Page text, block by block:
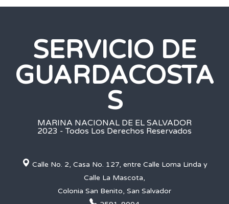
SERVICIO DE
GUARDACOSTA
S
MARINA NACIONAL DE EL SALVADOR
2023 - Todos Los Derechos Reservados
Calle No. 2, Casa No. 127, entre Calle Loma Linda y
Calle La Mascota,
Colonia San Benito, San Salvador